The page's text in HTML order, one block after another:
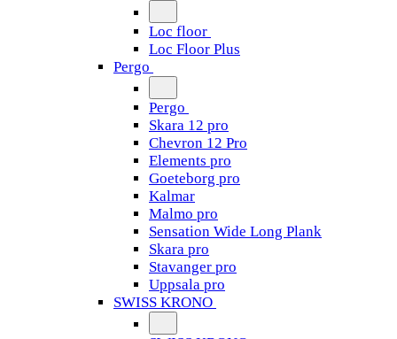
Loc floor
Loc Floor Plus
Pergo
Pergo
Skara 12 pro
Chevron 12 Pro
Elements pro
Goeteborg pro
Kalmar
Malmo pro
Sensation Wide Long Plank
Skara pro
Stavanger pro
Uppsala pro
SWISS KRONO